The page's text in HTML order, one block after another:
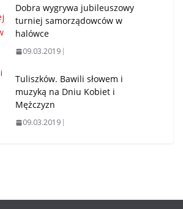
Dobra wygrywa jubileuszowy
turniej samorządowców w
halówce
09.03.2019
Tuliszków. Bawili słowem i
muzyką na Dniu Kobiet i
Mężczyzn
09.03.2019